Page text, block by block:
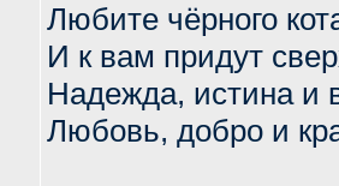
Любите чёрного
И к вам придут
Надежда, истина и
Любовь, добро и